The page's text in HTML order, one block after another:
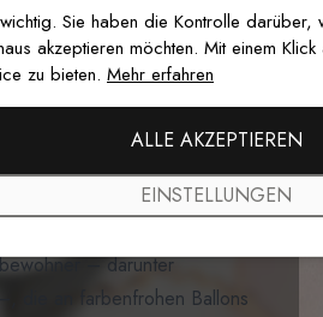
Fototapete Süße Tiere mit
des Waldes zum Leben
– darunter
die an farbenfrohen Ballons
Sie haben die Kontrolle
akzeptieren möchten. Mit einem
zu bieten. Mehr erfahren
ALLE AKZEPTIEREN
EINSTELLUNGEN